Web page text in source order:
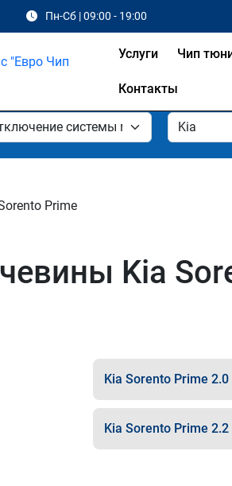
Пн-Сб | 09:00 - 19:00
Услуги Чип
Контакты
Prime
Kia
Kia Sorento Prime 2.0
Kia Sorento Prime 2.2